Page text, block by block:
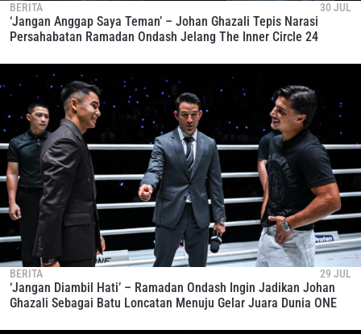
BERITA 30 JUL
‘Jangan Anggap Saya Teman’ – Johan Ghazali Tepis Narasi
Persahabatan Ramadan Ondash Jelang The Inner Circle 24
BERITA 29 JUL
‘Jangan Diambil Hati’ – Ramadan Ondash Ingin Jadikan Johan
Ghazali Sebagai Batu Loncatan Menuju Gelar Juara Dunia ONE